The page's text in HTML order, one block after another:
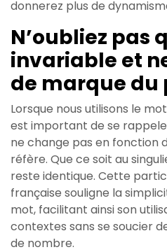
donnerez plus de
N’oubliez pas
invariable et
de marque du
Lorsque nous utilisons le
est important de se
ne change pas en fonction
réfère. Que ce soit au
reste identique. Cette
française souligne la
mot, facilitant ainsi son
contextes sans se soucier
de nombre.